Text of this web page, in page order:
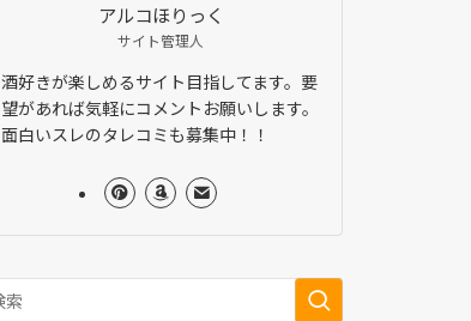
アルコほりっく
サイト管理人
酒好きが楽しめるサイト目指してます。要
望があれば気軽にコメントお願いします。
面白いスレのタレコミも募集中！！